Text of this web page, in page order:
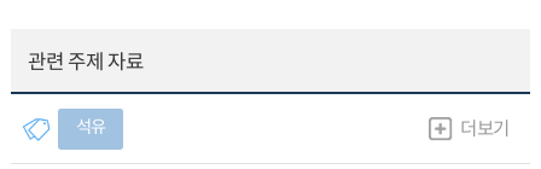
관련 주제 자료
석유 더보기